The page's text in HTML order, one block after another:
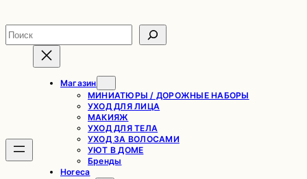
содержимому
Поиск
Магазин
МИНИАТЮРЫ / ДОРОЖНЫЕ НАБОРЫ
УХОД ДЛЯ ЛИЦА
МАКИЯЖ
УХОД ДЛЯ ТЕЛА
УХОД ЗА ВОЛОСАМИ
УЮТ В ДОМЕ
Бренды
Horeca